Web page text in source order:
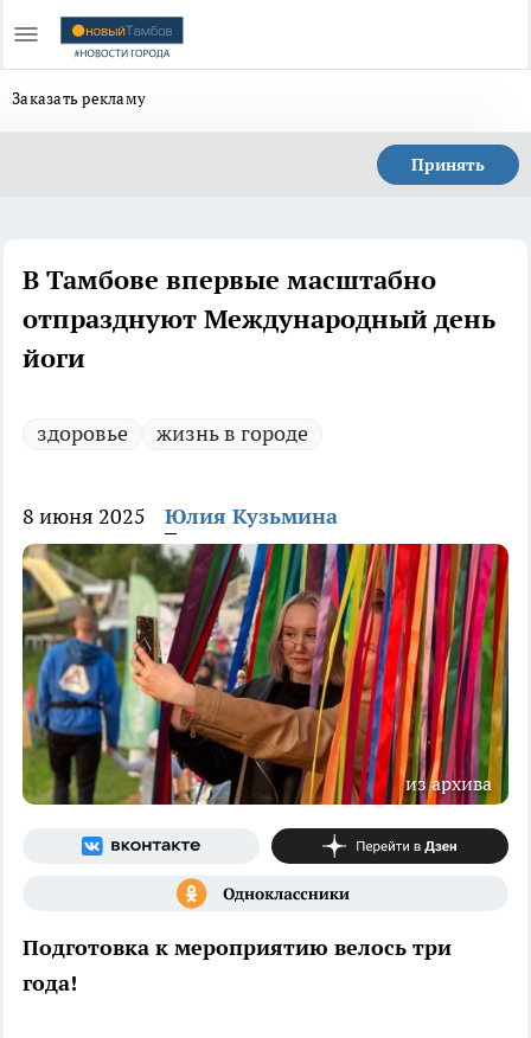
Заказать рекламу
Принять
В Тамбове впервые масштабно
отпразднуют Международный день
йоги
здоровье жизнь в городе
8 июня 2025 Юлия Кузьмина
из архива
Подготовка к мероприятию велось три
года!